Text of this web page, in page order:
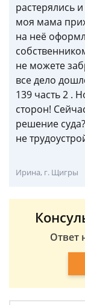
растерялись
моя мама
на неё
не можете
все дело
139 часть 2 .
сторон!
решение
не
Ирина, г. Щигры
Ответ